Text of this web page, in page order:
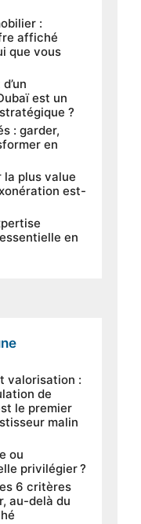
:
affiché
que vous
est un
?
: garder,
en
la plus value
est-
en
valorisation :
de
le premier
malin
ou
privilégier ?
6 critères
au-delà du